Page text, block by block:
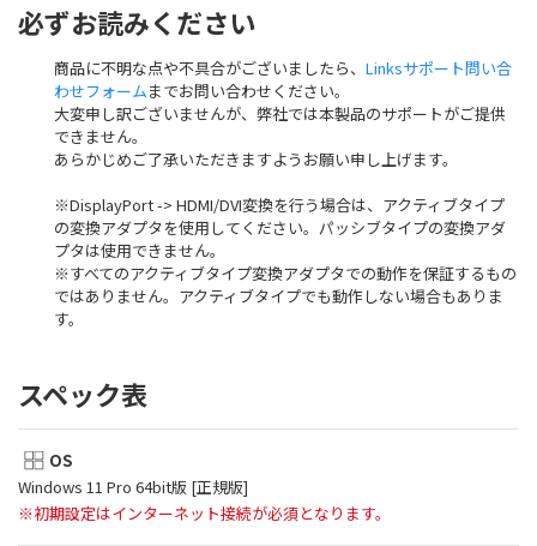
必ずお読みください
商品に不明な点や不具合がございましたら、 Linksサポート問い合
わせフォームまでお問い合わせください。
大変申し訳ございませんが、弊社では本製品のサポートがご提供
できません。
あらかじめご了承いただきますようお願い申し上げます。
※DisplayPort -> HDMI/DVI変換を行う場合は、アクティブタイプ
の変換アダプタを使用してください。パッシブタイプの変換アダ
プタは使用できません。
※すべてのアクティブタイプ変換アダプタでの動作を保証するもの
ではありません。アクティブタイプでも動作しない場合もありま
す。
スペック表
OS
Windows 11 Pro 64bit版 [正規版]
※初期設定はインターネット接続が必須となります。